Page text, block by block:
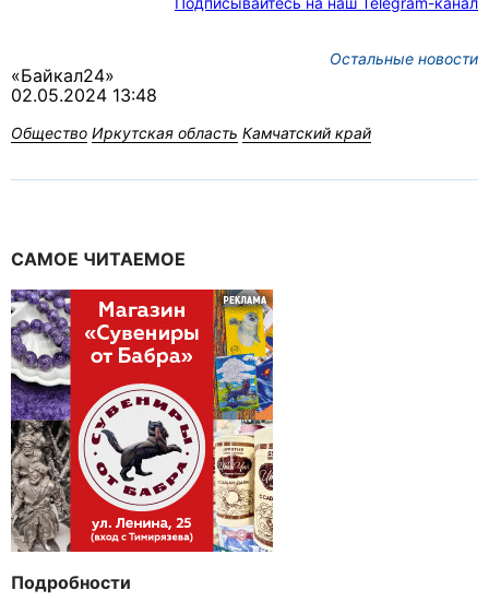
Остальные новости
«Байкал24»
02.05.2024 13:48
Общество Иркутская область Камчатский край
САМОЕ ЧИТАЕМОЕ
Подробности